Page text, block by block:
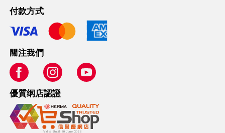
付款方式
關注我們
優質纲店認證